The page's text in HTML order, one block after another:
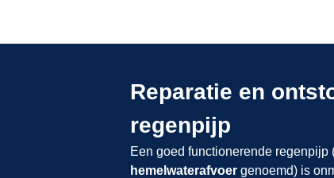
Reparatie en
regenpijp
Een goed functionerende regenpijp
hemelwaterafvoer genoemd) is